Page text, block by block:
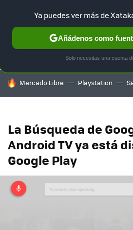
SELECCIÓN GAMING HOME
HOY SE HABLA DE
Mercado Libre Playstation
La Búsqueda de
Android TV ya está
Google Play
Ya puedes ver más de
Añádenos como
Solo necesitas una cuenta